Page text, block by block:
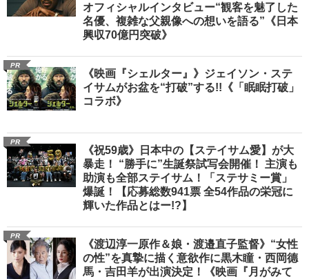
オフィシャルインタビュー“観客を魅了した
名優、複雑な父親像への想いを語る”《日本
興収70億円突破》
PR
《映画『シェルター』》ジェイソン・ステ
イサムがお盆を“打破”する!!《「眠眠打破」
コラボ》
PR
《祝59歳》日本中の【ステイサム愛】が大
暴走！ “勝手に”生誕祭試写会開催！ 主演も
助演も全部ステイサム！「ステサミー賞」
爆誕！【応募総数941票 全54作品の栄冠に
輝いた作品とはー!?】
PR
《渡辺淳一原作＆娘・渡邉直子監督》“女性
の性”を真摯に描く意欲作に黒木瞳・西岡德
馬・吉田羊が出演決定！《映画『月がみて